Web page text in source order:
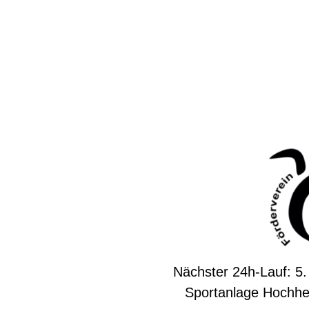
Nächster 24h-Lauf:
Sportanlage